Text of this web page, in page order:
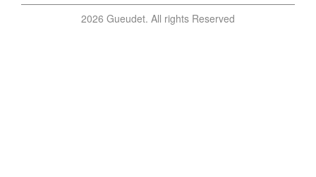
2026 Gueudet. All rights Reserved